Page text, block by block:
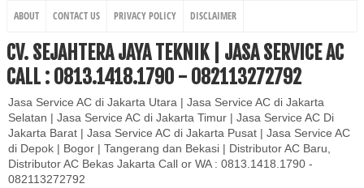
ABOUT CONTACT US PRIVACY POLICY DISCLAIMER
CV. SEJAHTERA JAYA TEKNIK | JASA SERVICE AC
CALL : 0813.1418.1790 - 082113272792
Jasa Service AC di Jakarta Utara | Jasa Service AC di Jakarta
Selatan | Jasa Service AC di Jakarta Timur | Jasa Service AC Di
Jakarta Barat | Jasa Service AC di Jakarta Pusat | Jasa Service AC
di Depok | Bogor | Tangerang dan Bekasi | Distributor AC Baru,
Distributor AC Bekas Jakarta Call or WA : 0813.1418.1790 -
082113272792